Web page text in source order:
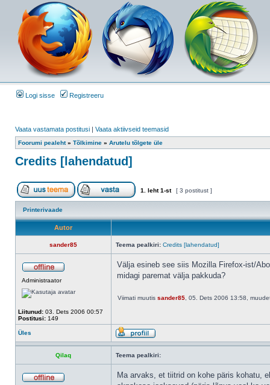
Logi sisse Registreeru
Vaata vastamata postitusi | Vaata aktiivseid teemasid
Foorumi pealeht» Tõlkimine » Arutelu tõlgete üle
Credits [lahendatud]
1 . leht1-st [ 3 postitust ]
Printerivaade
Autor
sander85 Teema pealkiri: Credits [lahendatud]
Administraator
Liitunud: 03. Dets 2006 00:57
Postitusi: 149
Välja esineb see siis Mozilla Firefox-ist/
midagi paremat välja pakkuda?
Viimati muutis sander85 , 05. Dets 2006 13:58,
Üles
Qilaq Teema pealkiri:
Ma arvaks, et tiitrid on kohe päris kohatu,